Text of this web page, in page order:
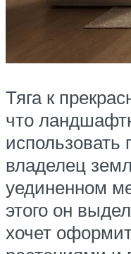
Тяга к
что
владелец
уединенном
этого он
хочет